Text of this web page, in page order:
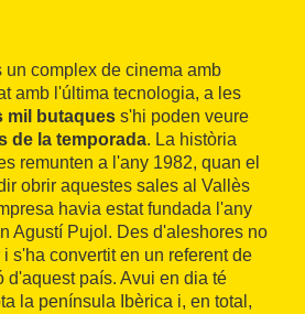
un complex de cinema amb
amb l'última tecnologia, a les
mil butaques s'hi poden veure
de la temporada. La història
remunten a l'any 1982, quan el
obrir aquestes sales al Vallès
havia estat fundada l'any
Agustí Pujol. Des d'aleshores no
s'ha convertit en un referent de
d'aquest país. Avui en dia té
la península Ibèrica i, en total,